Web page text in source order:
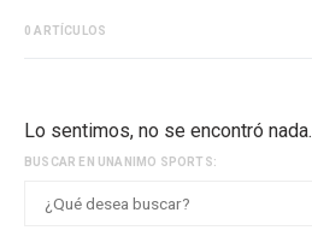
0 ARTÍCULOS
Lo sentimos, no se encontró nada.
BUSCAR EN UNANIMO SPORTS: